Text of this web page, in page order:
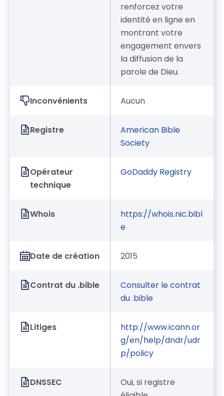
renforcez votre
identité en ligne en
montrant votre
engagement envers
la diffusion de la
parole de Dieu.
Inconvénients Aucun
Registre
American Bible
Society
Opérateur
technique
GoDaddy Registry
Whois
https://whois.nic.bibl
e
Date de création 2015
Contrat du .bible
Consulter le contrat
du .bible
Litiges
http://www.icann.or
g/en/help/dndr/udr
p/policy
DNSSEC
Oui, si registre